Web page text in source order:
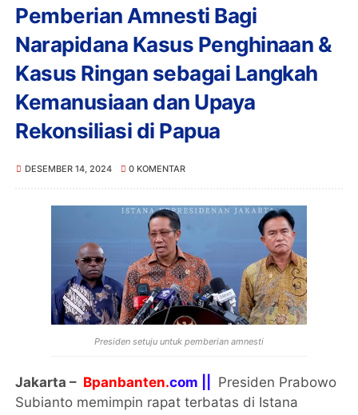
Pemberian Amnesti Bagi
Narapidana Kasus Penghinaan &
Kasus Ringan sebagai Langkah
Kemanusiaan dan Upaya
Rekonsiliasi di Papua
DESEMBER 14, 2024 0 KOMENTAR
Presiden setuju untuk pemberian amnesti
Jakarta – Bpanbanten.com ||
Presiden Prabowo
Subianto memimpin rapat terbatas di Istana